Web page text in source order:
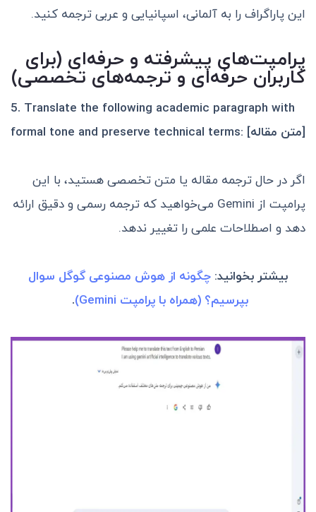
این پاراگراف را به آلمانی، اسپانیایی و عربی ترجمه کنید.
پرامپت‌های پیشرفته و حرفه‌ای (برای
کاربران حرفه‌ای و ترجمه‌های تخصصی)
5. Translate the following academic paragraph with
formal tone and preserve technical terms: [متن مقاله]
اگر در حال ترجمه مقاله یا متن تخصصی هستید، با این
پرامپت از Gemini می‌خواهید که ترجمه رسمی و دقیق ارائه
دهد و اصطلاحات علمی را تغییر ندهد.
بیشتر بخوانید: چگونه از هوش مصنوعی گوگل سوال
بپرسیم؟ (همراه با پرامپت Gemini)
.